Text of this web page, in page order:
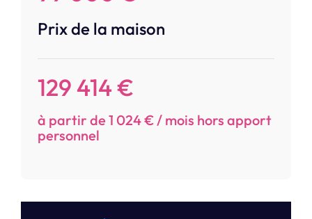
Prix de la maison
129 414 €
à partir de 1 024 € / mois hors apport
personnel